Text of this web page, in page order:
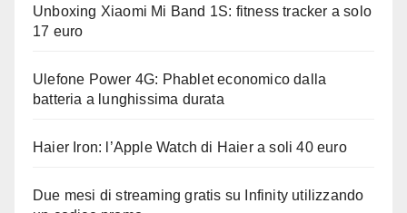
Unboxing Xiaomi Mi Band 1S: fitness tracker a solo
17 euro
Ulefone Power 4G: Phablet economico dalla
batteria a lunghissima durata
Haier Iron: l’Apple Watch di Haier a soli 40 euro
Due mesi di streaming gratis su Infinity utilizzando